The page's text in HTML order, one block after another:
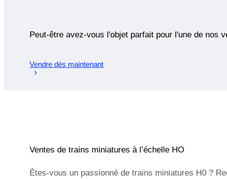
Peut-être avez-vous l'objet parfait pour l'une de nos
Vendre dès maintenant
Ventes de trains miniatures à l’échelle HO
Êtes-vous un passionné de trains miniatures H0 ?